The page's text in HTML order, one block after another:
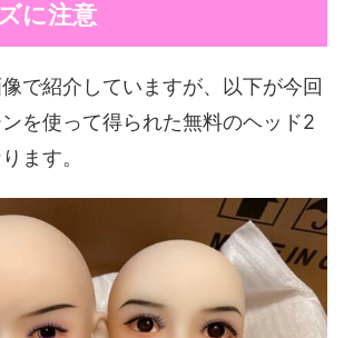
に注意
で紹介していますが、以下が今回
を使って得られた無料のヘッド2
ます。